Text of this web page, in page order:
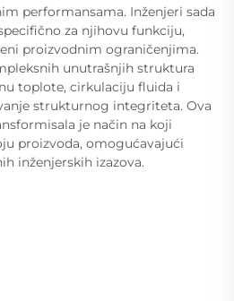
performansama. Inženjeri sada
za njihovu funkciju,
proizvodnim ograničenjima.
unutrašnjih struktura
toplote, cirkulaciju fluida i
strukturnog integriteta. Ova
je način na koji
proizvoda, omogućavajući
inženjerskih izazova.